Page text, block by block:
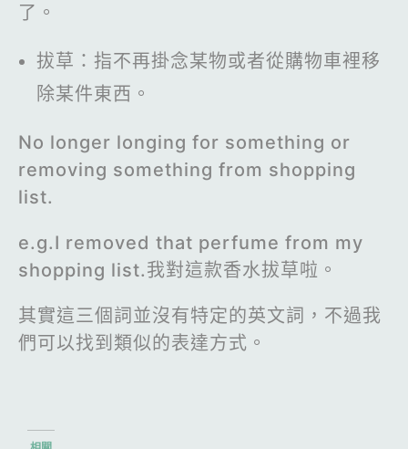
了。
拔草：指不再掛念某物或者從購物車裡移
除某件東西。
No longer longing for something or
removing something from shopping
list.
e.g.I removed that perfume from my
shopping list.我對這款香水拔草啦。
其實這三個詞並沒有特定的英文詞，不過我
們可以找到類似的表達方式。